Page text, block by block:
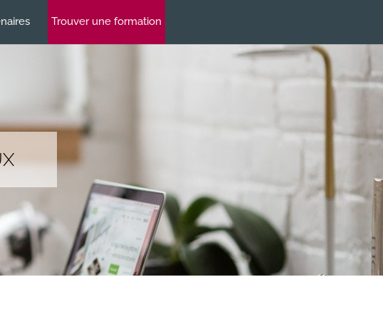
Trouver une formation